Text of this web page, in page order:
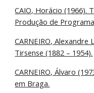
CAIO, Horácio (1966).
Produção de
CARNEIRO, Alexandre
Tirsense (1882 – 1954).
CARNEIRO, Álvaro
em Braga.